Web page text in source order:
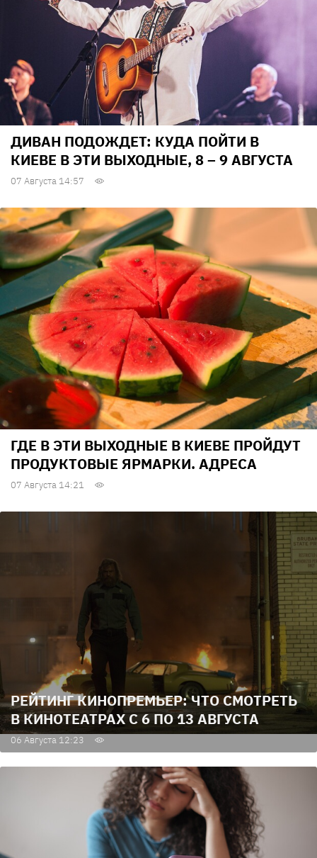
ДИВАН ПОДОЖДЕТ: КУДА ПОЙТИ В
КИЕВЕ В ЭТИ ВЫХОДНЫЕ, 8 – 9 АВГУСТА
07 Августа 14:57
ГДЕ В ЭТИ ВЫХОДНЫЕ В КИЕВЕ ПРОЙДУТ
ПРОДУКТОВЫЕ ЯРМАРКИ. АДРЕСА
07 Августа 14:21
РЕЙТИНГ КИНОПРЕМЬЕР: ЧТО СМОТРЕТЬ
В КИНОТЕАТРАХ С 6 ПО 13 АВГУСТА
06 Августа 12:23